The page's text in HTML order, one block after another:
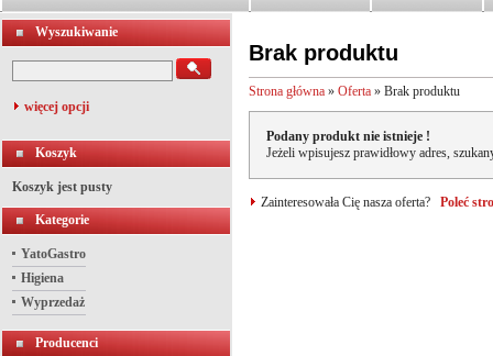
Wyszukiwanie
więcej opcji
Koszyk
Koszyk jest pusty
Kategorie
YatoGastro
Higiena
Wyprzedaż
Producenci
Brak produktu
Strona główna » Oferta » Brak produktu
Podany produkt nie istnieje !
Jeżeli wpisujesz prawidłowy adres,
Zainteresowała Cię nasza oferta? Poleć